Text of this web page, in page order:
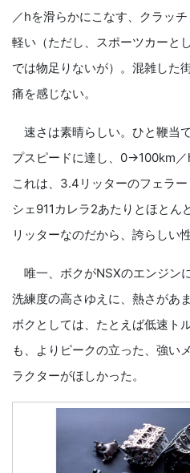
／hを滑らかにこなす、クラッ
軽い（ただし、スポーツカーと
では物足りないが）。混雑した
痛を感じない。
速さは素晴らしい。ひと鞭当
プスピードに達し、0→100km／
これは、3.4リッターのフェラ
シェ911カレラ2あたりとほとん
リッターなのだから、誇らしい
唯一、ボクがNSXのエンジン
洗練度の高さゆえに、熱さがあ
ボクとしては、たとえば低速ト
も、よりピークの立った、強い
ラクターがほしかった。